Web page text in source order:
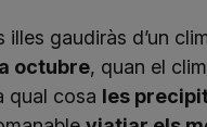
illes gaudiràs d’un
octubre, quan el
qual cosa les